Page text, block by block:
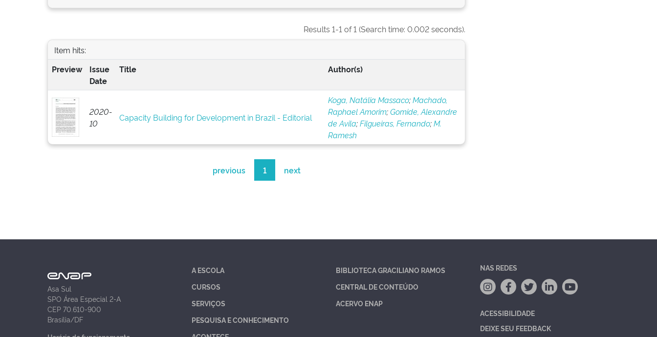
Results 1-1 of 1 (Search time: 0.002 seconds).
Item hits:
Preview
Issue
Date
Title Author(s)
2020-
10
Capacity Building for Development in Brazil - Editorial
Koga, Natália Massaco;Machado,
Raphael Amorim;Gomide, Alexandre
de Avila;Filgueiras, Fernando;M.
Ramesh
previous 1 next
Asa Sul
SPO Área Especial 2-A
CEP 70.610-900
Brasília/DF
A ESCOLA
CURSOS
SERVIÇOS
PESQUISA E CONHECIMENTO
BIBLIOTECA GRACILIANO RAMOS
CENTRAL DE CONTEÚDO
ACERVO ENAP
NAS REDES
ACESSIBILIDADE
DEIXE SEU FEEDBACK